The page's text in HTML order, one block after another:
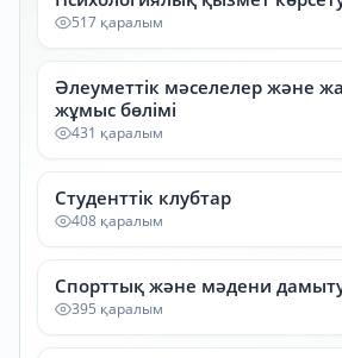
517 қаралым
Әлеуметтік мәселелер және
жұмыс бөлімі
431 қаралым
Студенттік клубтар
408 қаралым
Спорттық және мәдени
395 қаралым